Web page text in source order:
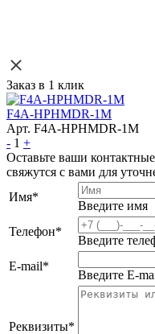
Заказ в 1 клик
F4A-HPHMDR-1M
Арт. F4A-HPHMDR-1M
- 1 +
Оставьте ваши
свяжутся с вами для
Имя*
Введите имя
Телефон*
Введите
E-mail*
Введите E-
Реквизиты*